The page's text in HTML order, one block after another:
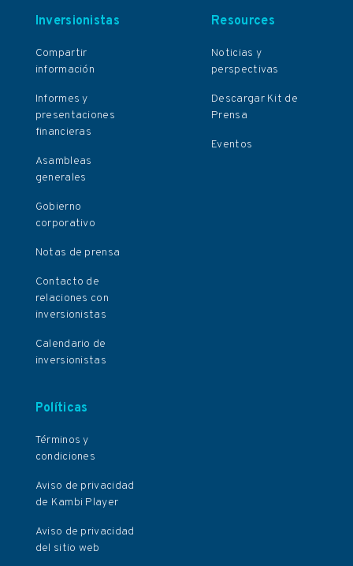
Resources
Noticias y
perspectivas
Descargar Kit de
Prensa
Eventos
Inversionistas
Compartir
información
Informes y
presentaciones
financieras
Asambleas
generales
Gobierno
corporativo
Notas de prensa
Contacto de
relaciones con
inversionistas
Calendario de
inversionistas
Políticas
Términos y
condiciones
Aviso de privacidad
de Kambi Player
Aviso de privacidad
del sitio web